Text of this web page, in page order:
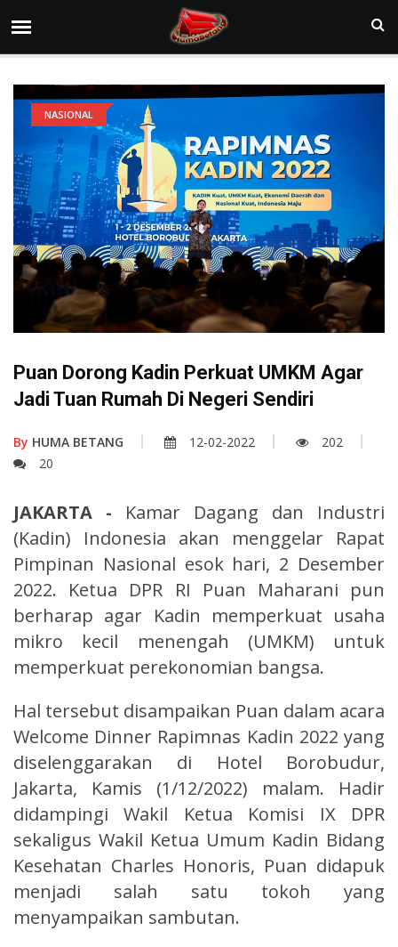
NASIONAL
Puan Dorong Kadin Perkuat UMKM Agar
Jadi Tuan Rumah Di Negeri Sendiri
By HUMA BETANG 12-02-2022
202
20
JAKARTA - Kamar Dagang dan Industri
(Kadin) Indonesia akan menggelar Rapat
Pimpinan Nasional esok hari, 2 Desember
2022. Ketua DPR RI Puan Maharani pun
berharap agar Kadin memperkuat usaha
mikro kecil menengah (UMKM) untuk
memperkuat perekonomian bangsa.
Hal tersebut disampaikan Puan dalam acara
Welcome Dinner Rapimnas Kadin 2022 yang
diselenggarakan di Hotel Borobudur,
Jakarta, Kamis (1/12/2022) malam. Hadir
didampingi Wakil Ketua Komisi IX DPR
sekaligus Wakil Ketua Umum Kadin Bidang
Kesehatan Charles Honoris, Puan didapuk
menjadi salah satu tokoh yang
menyampaikan sambutan.